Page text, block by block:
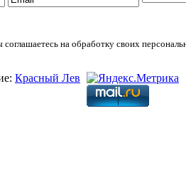
на обработку своих
Красный Лев